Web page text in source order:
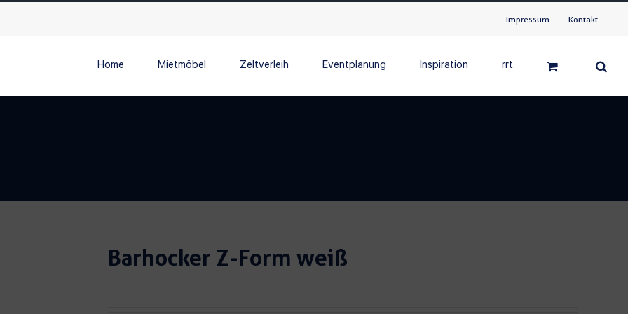
Impressum Kontakt
Home Mietmöbel Zeltverleih Eventplanung Inspiration rrt
Barhocker Z-Form weiß